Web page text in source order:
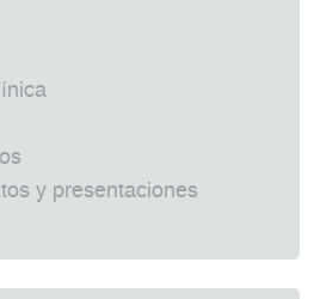
y presentaciones